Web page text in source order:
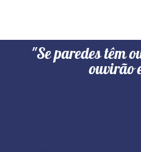
"Se paredes têm
ouvirão